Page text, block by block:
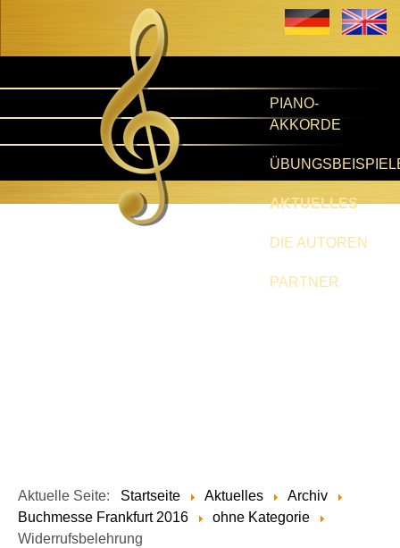
PIANO-
AKKORDE
AKTUELLES
DIE AUTOREN
PARTNER
Aktuelle Seite: Startseite Aktuelles
Archiv
Buchmesse Frankfurt 2016
ohne Kategorie
Widerrufsbelehrung